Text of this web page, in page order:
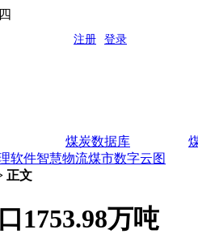
煤炭数据库
软件智慧物流煤市数字云图
正文
1753.98万吨